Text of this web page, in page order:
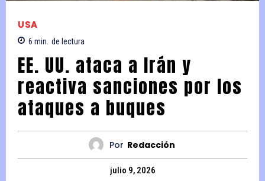
USA
6 min. de lectura
EE. UU. ataca a Irán y
reactiva sanciones por los
ataques a buques
Por Redacción
julio 9, 2026